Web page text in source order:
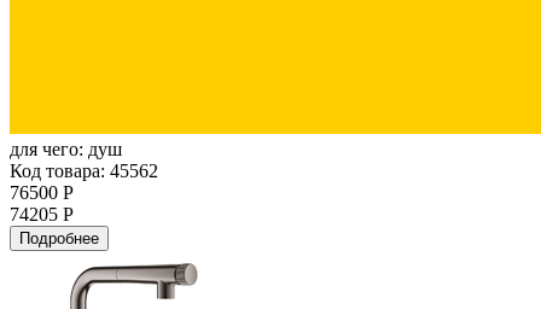
для чего: душ
Код товара: 45562
76500 Р
74205 Р
Подробнее